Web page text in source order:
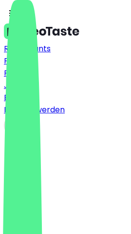
Restaurants
Preise
FAQ
Jobs
Blog
Partner werden